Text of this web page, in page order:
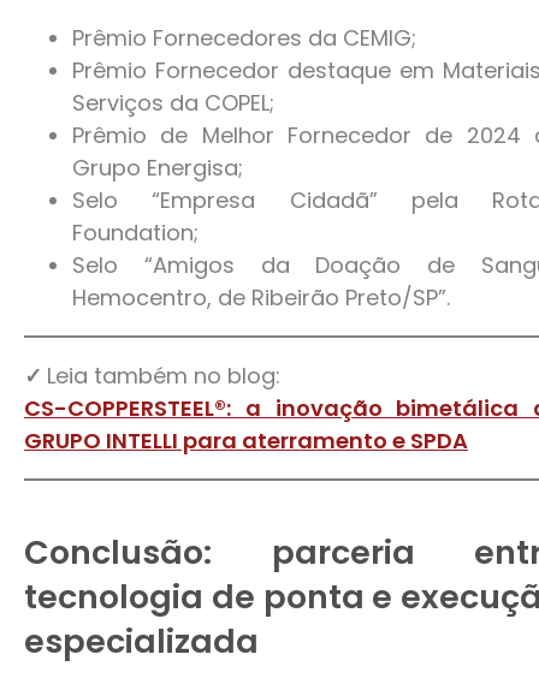
Prêmio Fornecedores da CEMIG;
Prêmio Fornecedor destaque em
Serviços da COPEL;
Prêmio de Melhor Fornecedor de 2024
Grupo Energisa;
Selo “Empresa Cidadã” pela
Foundation;
Selo “Amigos da Doação de
Hemocentro, de Ribeirão Preto/SP”.
✓ Leia também no blog:
CS-COPPERSTEEL®: a inovação bimetálica
GRUPO INTELLI para aterramento e SPDA
Conclusão: parceria
tecnologia de ponta e
especializada